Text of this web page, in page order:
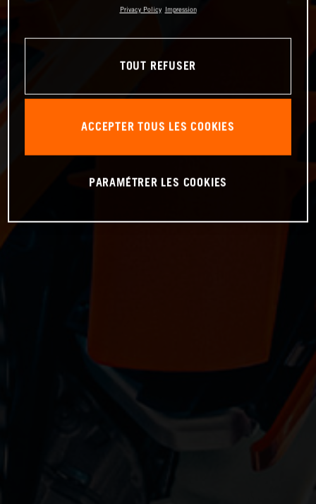
Privacy Policy Impression
TOUT REFUSER
ACCEPTER TOUS LES COOKIES
PARAMÉTRER LES COOKIES